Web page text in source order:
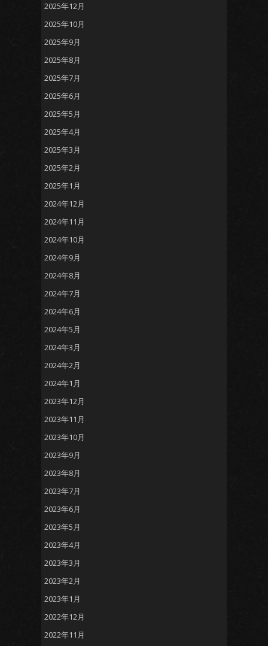
2025年12月
2025年10月
2025年9月
2025年8月
2025年7月
2025年6月
2025年5月
2025年4月
2025年3月
2025年2月
2025年1月
2024年12月
2024年11月
2024年10月
2024年9月
2024年8月
2024年7月
2024年6月
2024年5月
2024年3月
2024年2月
2024年1月
2023年12月
2023年11月
2023年10月
2023年9月
2023年8月
2023年7月
2023年6月
2023年5月
2023年4月
2023年3月
2023年2月
2023年1月
2022年12月
2022年11月